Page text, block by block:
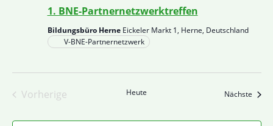
1. BNE-Partnernetzwerktreffen
Bildungsbüro Herne Eickeler Markt 1, Herne, Deutschland
V-BNE-Partnernetzwerk
Vorherige
Heute Nächste